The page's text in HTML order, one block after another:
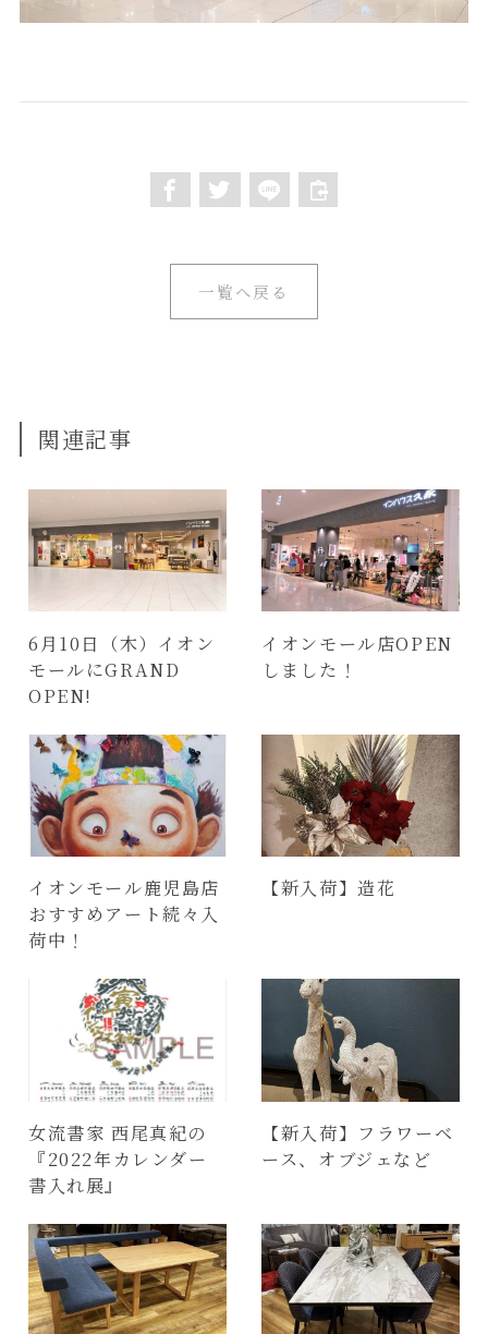
一覧へ戻る
関連記事
6月10日（木）イオン
モールにGRAND
OPEN!
イオンモール店OPEN
しました！
イオンモール鹿児島店
おすすめアート続々入
荷中！
【新入荷】造花
女流書家 西尾真紀の
『2022年カレンダー
書入れ展』
【新入荷】フラワーベ
ース、オブジェなど